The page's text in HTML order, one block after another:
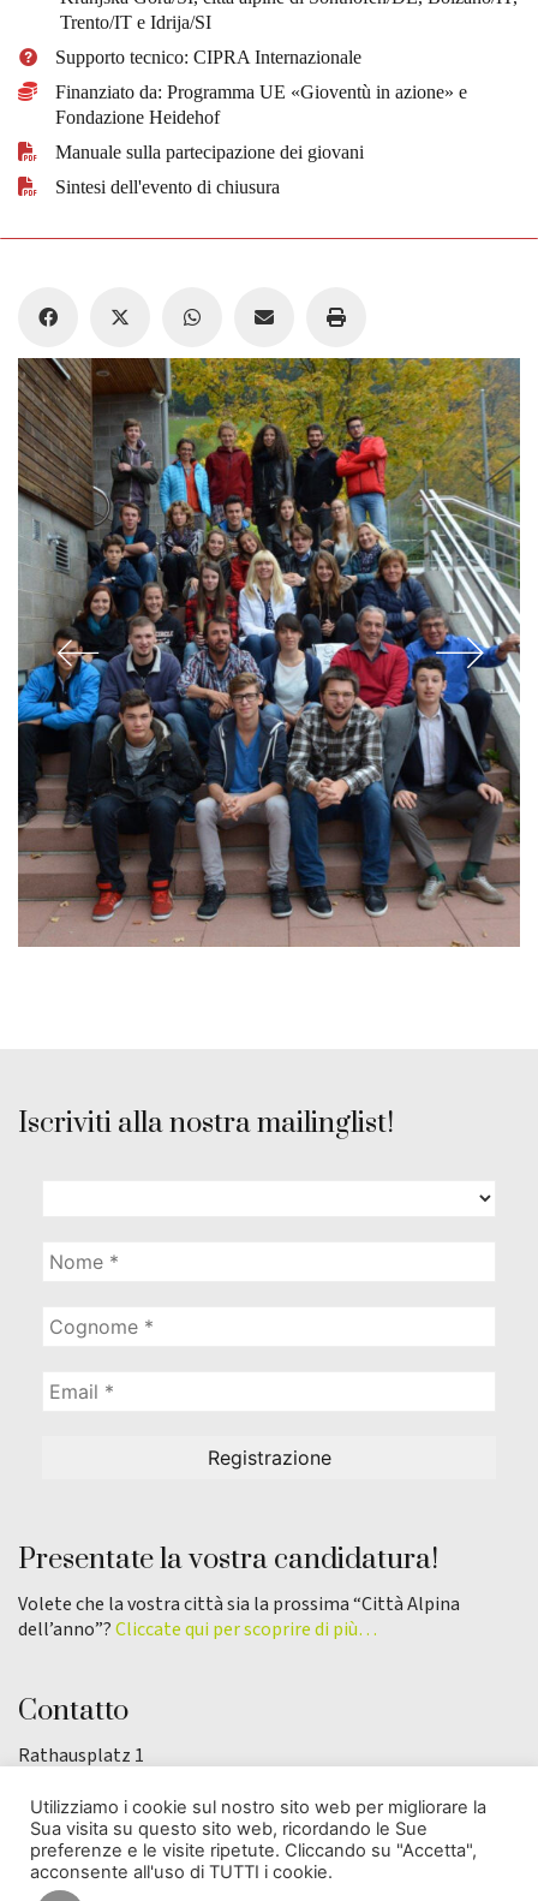
Trento/IT e Idrija/SI
Supporto tecnico: CIPRA Internazionale
Finanziato da: Programma UE «Gioventù in azione» e
Fondazione Heidehof
Manuale sulla partecipazione dei giovani
Sintesi dell'evento di chiusura
Iscriviti alla nostra mailinglist!
Presentate la vostra candidatura!
Volete che la vostra città sia la prossima “Città Alpina
dell’anno”?Cliccate qui per scoprire di più…
Contatto
Rathausplatz 1
Germania
office@alpenstaedte.org
Utilizziamo i cookie sul nostro sito web per migliorare la
Sua visita su questo sito web, ricordando le Sue
preferenze e le visite ripetute. Cliccando su "Accetta",
acconsente all'uso di TUTTI i cookie.